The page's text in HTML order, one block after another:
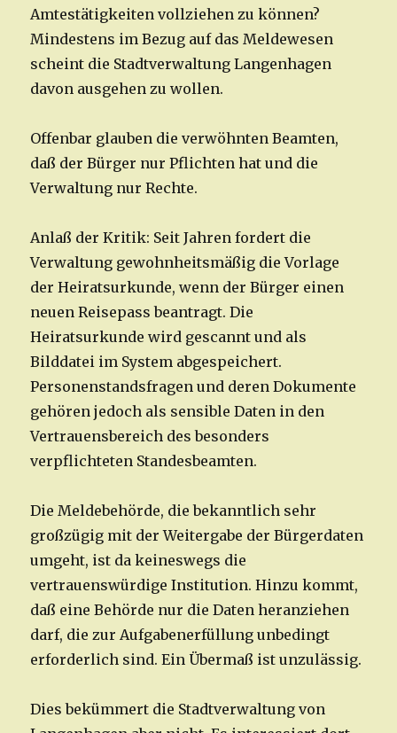
Amtestätigkeiten vollziehen zu können?
Mindestens im Bezug auf das Meldewesen
scheint die Stadtverwaltung Langenhagen
davon ausgehen zu wollen.
Offenbar glauben die verwöhnten Beamten,
daß der Bürger nur Pflichten hat und die
Verwaltung nur Rechte.
Anlaß der Kritik: Seit Jahren fordert die
Verwaltung gewohnheitsmäßig die Vorlage
der Heiratsurkunde, wenn der Bürger einen
neuen Reisepass beantragt. Die
Heiratsurkunde wird gescannt und als
Bilddatei im System abgespeichert.
Personenstandsfragen und deren Dokumente
gehören jedoch als sensible Daten in den
Vertrauensbereich des besonders
verpflichteten Standesbeamten.
Die Meldebehörde, die bekanntlich sehr
großzügig mit der Weitergabe der Bürgerdaten
umgeht, ist da keineswegs die
vertrauenswürdige Institution. Hinzu kommt,
daß eine Behörde nur die Daten heranziehen
darf, die zur Aufgabenerfüllung unbedingt
erforderlich sind. Ein Übermaß ist unzulässig.
Dies bekümmert die Stadtverwaltung von